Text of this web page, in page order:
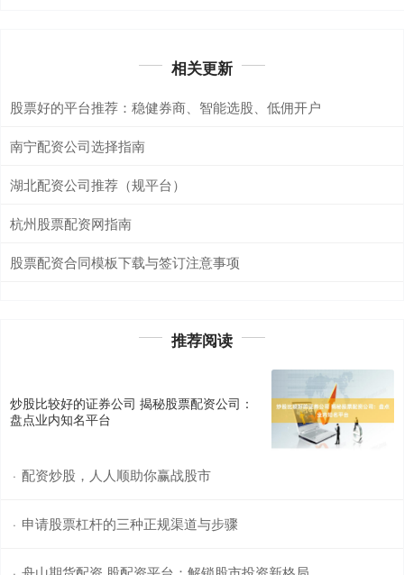
相关更新
股票好的平台推荐：稳健券商、智能选股、低佣开户
南宁配资公司选择指南
湖北配资公司推荐（规平台）
杭州股票配资网指南
股票配资合同模板下载与签订注意事项
推荐阅读
炒股比较好的证券公司 揭秘股票配资公司：
盘点业内知名平台
· 配资炒股，人人顺助你赢战股市
· 申请股票杠杆的三种正规渠道与步骤